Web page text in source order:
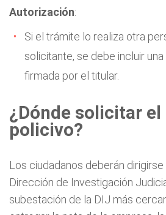
Autorización:
Si el trámite lo realiza otra
solicitante, se debe incluir
firmada por el titular.
¿Dónde solicitar el
policivo?
Los ciudadanos deberán
Dirección de Investigación
subestación de la DIJ más